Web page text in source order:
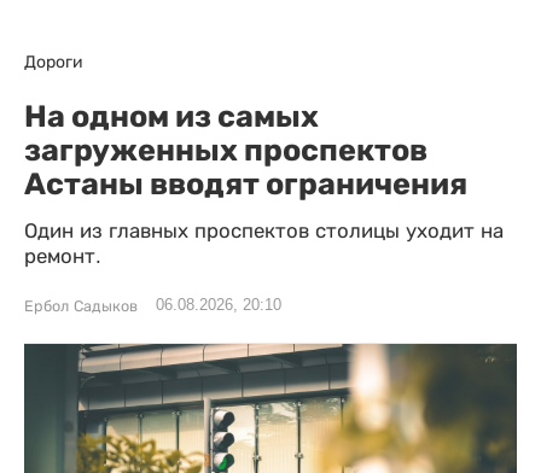
Дороги
На одном из самых
загруженных проспектов
Астаны вводят ограничения
Один из главных проспектов столицы уходит на
ремонт.
Ербол Садыков 06.08.2026, 20:10